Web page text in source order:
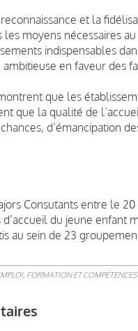
et la
moyens nécessaires
indispensables
en faveur des
que les
que la qualité de
d’émancipation
Consutants entre le
du jeune enfant
au sein de 23
FORMATION ET COMPÉTENCES